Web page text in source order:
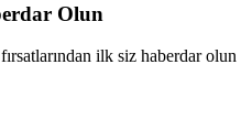
Olun
ilk siz haberdar olun